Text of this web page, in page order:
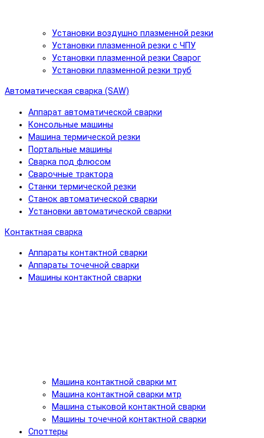
Установки воздушно плазменной резки
Установки плазменной резки с ЧПУ
Установки плазменной резки Сварог
Установки плазменной резки труб
Автоматическая сварка (SAW)
Аппарат автоматической сварки
Консольные машины
Машина термической резки
Портальные машины
Сварка под флюсом
Сварочные трактора
Станки термической резки
Станок автоматической сварки
Установки автоматической сварки
Контактная сварка
Аппараты контактной сварки
Аппараты точечной сварки
Машины контактной сварки
Машина контактной сварки мт
Машина контактной сварки мтр
Машина стыковой контактной сварки
Машины точечной контактной сварки
Споттеры